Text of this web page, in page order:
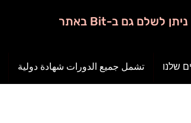
ניתן לשלם גם ב-Bit באתר
تشمل جميع الدورات شهادة دولية